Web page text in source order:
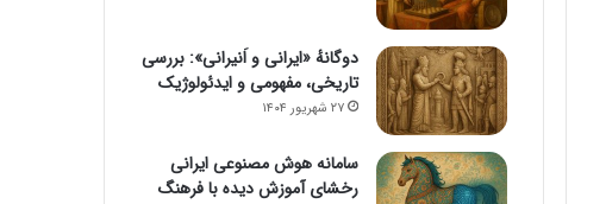
دوگانهٔ «ایرانی و اَنیرانی»: بررسی
تاریخی، مفهومی و ایدئولوژیک
۲۷ شهریور ۱۴۰۴
سامانه هوش مصنوعی ایرانی
رخشای آموزش دیده با فرهنگ